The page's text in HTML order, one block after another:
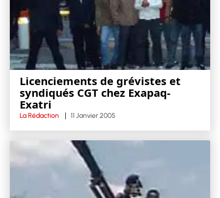
Licenciements de grévistes et
syndiqués CGT chez Exapaq-
Exatri
La Rédaction 11 Janvier 2005